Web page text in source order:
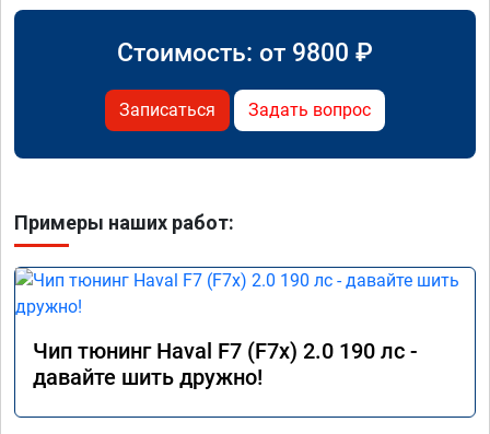
Стоимость: от 9800 ₽
Записаться Задать вопрос
Примеры наших работ:
Чип тюнинг Haval F7 (F7x) 2.0 190 лс -
давайте шить дружно!